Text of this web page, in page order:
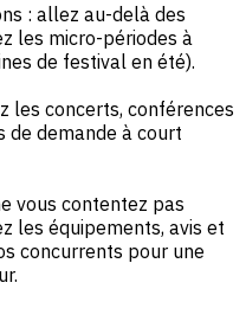
: allez au-delà des
les micro-périodes à
de festival en été).
les concerts, conférences
de demande à court
vous contentez pas
les équipements, avis et
concurrents pour une